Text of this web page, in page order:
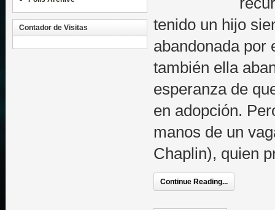
tenido un hijo
abandonada por
también ella
esperanza de
en adopción.
manos de un
Chaplin), quien
Continue Reading...
Contador de Visitas